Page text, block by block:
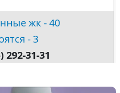
жк - 40
- 3
292-31-31